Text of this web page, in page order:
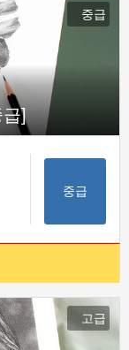
중급
급]
중급
고급